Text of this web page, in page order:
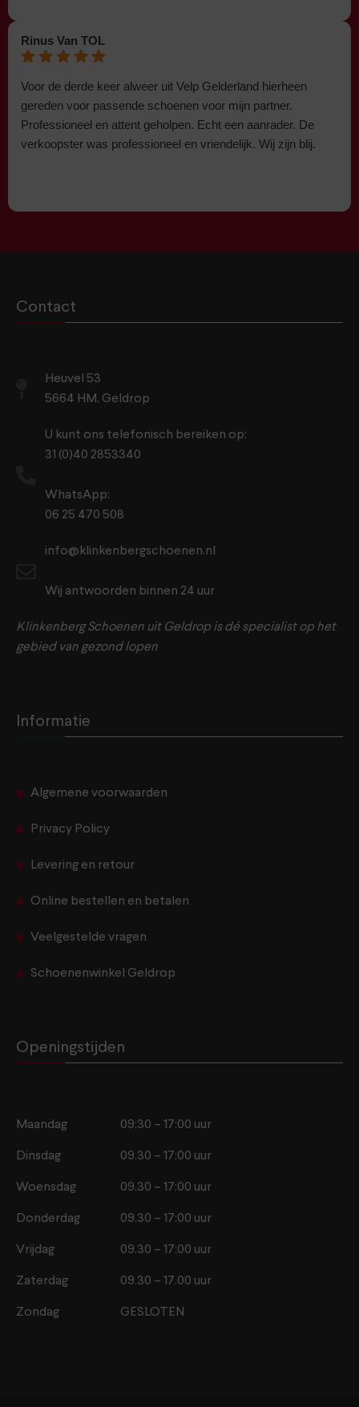
Rinus Van TOL
Voor de derde keer alweer uit Velp Gelderland hierheen
gereden voor passende schoenen voor mijn partner.
Professioneel en attent geholpen. Echt een aanrader. De
verkoopster was professioneel en vriendelijk. Wij zijn blij.
Contact
Heuvel 53
5664 HM, Geldrop
U kunt ons telefonisch bereiken op:
31 (0)40 2853340
WhatsApp:
06 25 470 508
info@klinkenbergschoenen.nl
Wij antwoorden binnen 24 uur
Klinkenberg Schoenen uit Geldrop is dé specialist op het
gebied van gezond lopen
Informatie
Algemene voorwaarden
Privacy Policy
Levering en retour
Online bestellen en betalen
Veelgestelde vragen
Schoenenwinkel Geldrop
Openingstijden
Maandag 09:30 – 17:00 uur
Dinsdag 09.30 – 17:00 uur
Woensdag 09.30 – 17:00 uur
Donderdag 09.30 – 17:00 uur
Vrijdag 09.30 – 17:00 uur
Zaterdag 09.30 – 17.00 uur
Zondag GESLOTEN